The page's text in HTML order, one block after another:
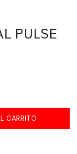
PULSE
CARRITO